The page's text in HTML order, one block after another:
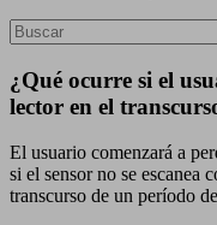
¿Qué ocurre si el
lector en el
El usuario comenzará a
si el sensor no se escanea
transcurso de un período